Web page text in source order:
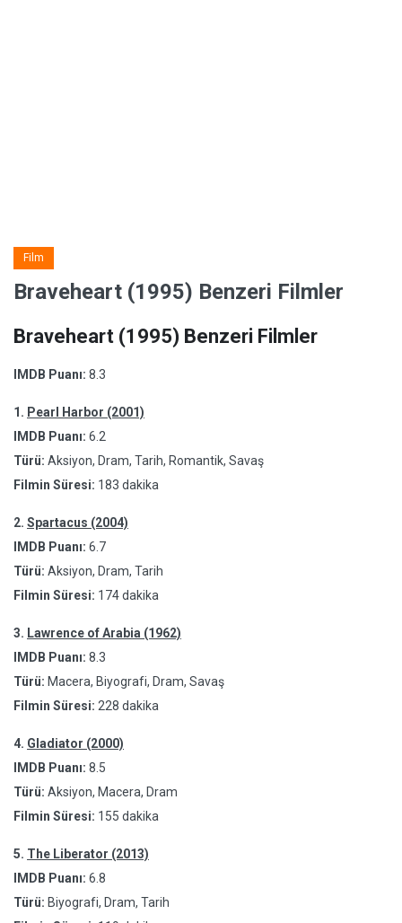
Film
Braveheart (1995) Benzeri Filmler
Braveheart (1995) Benzeri Filmler
IMDB Puanı: 8.3
1. Pearl Harbor (2001)
IMDB Puanı: 6.2
Türü: Aksiyon, Dram, Tarih, Romantik, Savaş
Filmin Süresi: 183 dakika
2. Spartacus (2004)
IMDB Puanı: 6.7
Türü: Aksiyon, Dram, Tarih
Filmin Süresi: 174 dakika
3. Lawrence of Arabia (1962)
IMDB Puanı: 8.3
Türü: Macera, Biyografi, Dram, Savaş
Filmin Süresi: 228 dakika
4. Gladiator (2000)
IMDB Puanı: 8.5
Türü: Aksiyon, Macera, Dram
Filmin Süresi: 155 dakika
5. The Liberator (2013)
IMDB Puanı: 6.8
Türü: Biyografi, Dram, Tarih